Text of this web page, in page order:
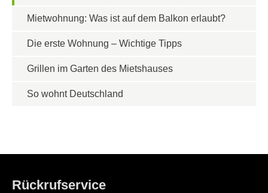
Mietwohnung: Was ist auf dem Balkon erlaubt?
Die erste Wohnung – Wichtige Tipps
Grillen im Garten des Mietshauses
So wohnt Deutschland
Rückrufservice